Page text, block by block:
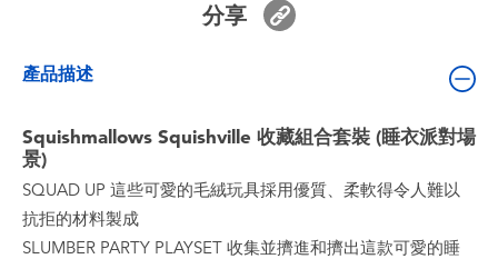
分享
產品描述
Squishmallows Squishville 收藏組合套裝 (睡衣派對場
景)
SQUAD UP 這些可愛的毛絨玩具採用優質、柔軟得令人難以
抗拒的材料製成
SLUMBER PARTY PLAYSET 收集並擠進和擠出這款可愛的睡